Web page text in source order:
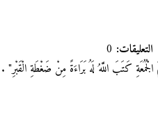
التعليقات:
كَتَبَ اللَّهُ لَهُ بَرَاءَةً مِنْ ضَغْطَةِ الْقَبْرِ" .